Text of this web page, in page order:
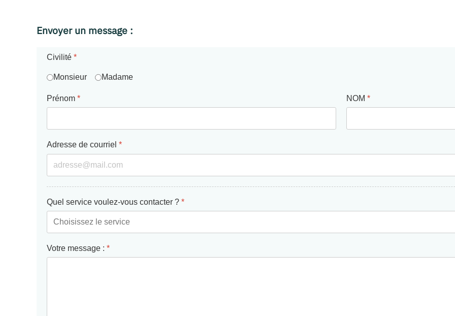
Envoyer un message :
Civilité *
Monsieur Madame
Prénom * NOM *
Adresse de courriel *
Quel service voulez-vous contacter ? *
Votre message : *